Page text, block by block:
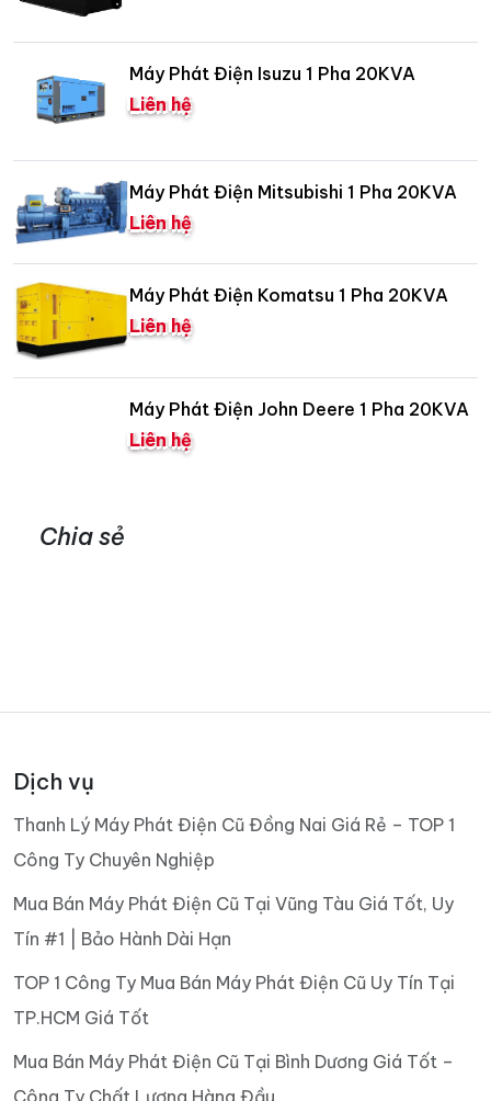
Máy Phát Điện Isuzu 1 Pha 20KVA
Liên hệ
Máy Phát Điện Mitsubishi 1 Pha 20KVA
Liên hệ
Máy Phát Điện Komatsu 1 Pha 20KVA
Liên hệ
Máy Phát Điện John Deere 1 Pha 20KVA
Liên hệ
Chia sẻ
Dịch vụ
Thanh Lý Máy Phát Điện Cũ Đồng Nai Giá Rẻ – TOP 1
Công Ty Chuyên Nghiệp
Mua Bán Máy Phát Điện Cũ Tại Vũng Tàu Giá Tốt, Uy
Tín #1 | Bảo Hành Dài Hạn
TOP 1 Công Ty Mua Bán Máy Phát Điện Cũ Uy Tín Tại
TP.HCM Giá Tốt
Mua Bán Máy Phát Điện Cũ Tại Bình Dương Giá Tốt –
Công Ty Chất Lượng Hàng Đầu